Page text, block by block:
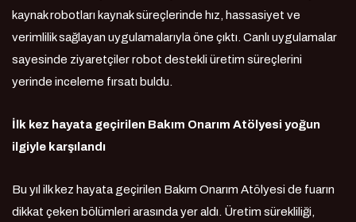
kaynak robotları kaynak süreçlerinde hız, hassasiyet ve
verimlilik sağlayan uygulamalarıyla öne çıktı. Canlı uygulamalar
sayesinde ziyaretçiler robot destekli üretim süreçlerini
yerinde inceleme fırsatı buldu.
İlk kez hayata geçirilen Bakım Onarım Atölyesi yoğun
ilgiyle karşılandı
Bu yıl ilk kez hayata geçirilen Bakım Onarım Atölyesi de fuarın
dikkat çeken bölümleri arasında yer aldı. Üretim sürekliliği,